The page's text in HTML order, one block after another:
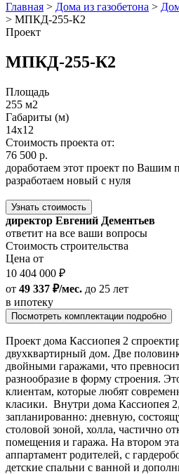
Главная > Дома из газобетона >
> МПКД-255-К2
Проект
МПКД-255-К2
Площадь
255 м2
Габариты (м)
14x12
Стоимость проекта от:
76 500 р.
доработаем этот проект по Вашим
разработаем новый с нуля
Узнать стоимость
директор Евгений Дементьев
ответит на все ваши вопросы
Стоимость строительства
Цена от
10 404 000 ₽
от 49 337 ₽/мес. до 25 лет
в ипотеку
Посмотреть комплектации подробно
Проект дома Кассиопея 2
двухквартирный дом. Две
двойными гаражами, что
разнообразие в форму строения.
клиентам, которые любят
класики. Внутри дома Кассиопея
запланированно: дневную,
столовой зоной, холла, частично
помещения и гаража. На втором
аппартамент родителей, с
детские спальни с ванной и